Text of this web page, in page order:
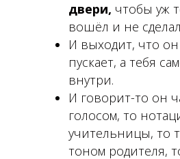
двери, чтобы уж
вошёл и не
И выходит, что
пускает, а тебя
внутри.
И говорит-то он
голосом, то
учительницы, то
тоном родителя,